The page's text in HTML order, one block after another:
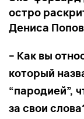
остро
Дениса
– Как вы
который
“пародией”,
за свои